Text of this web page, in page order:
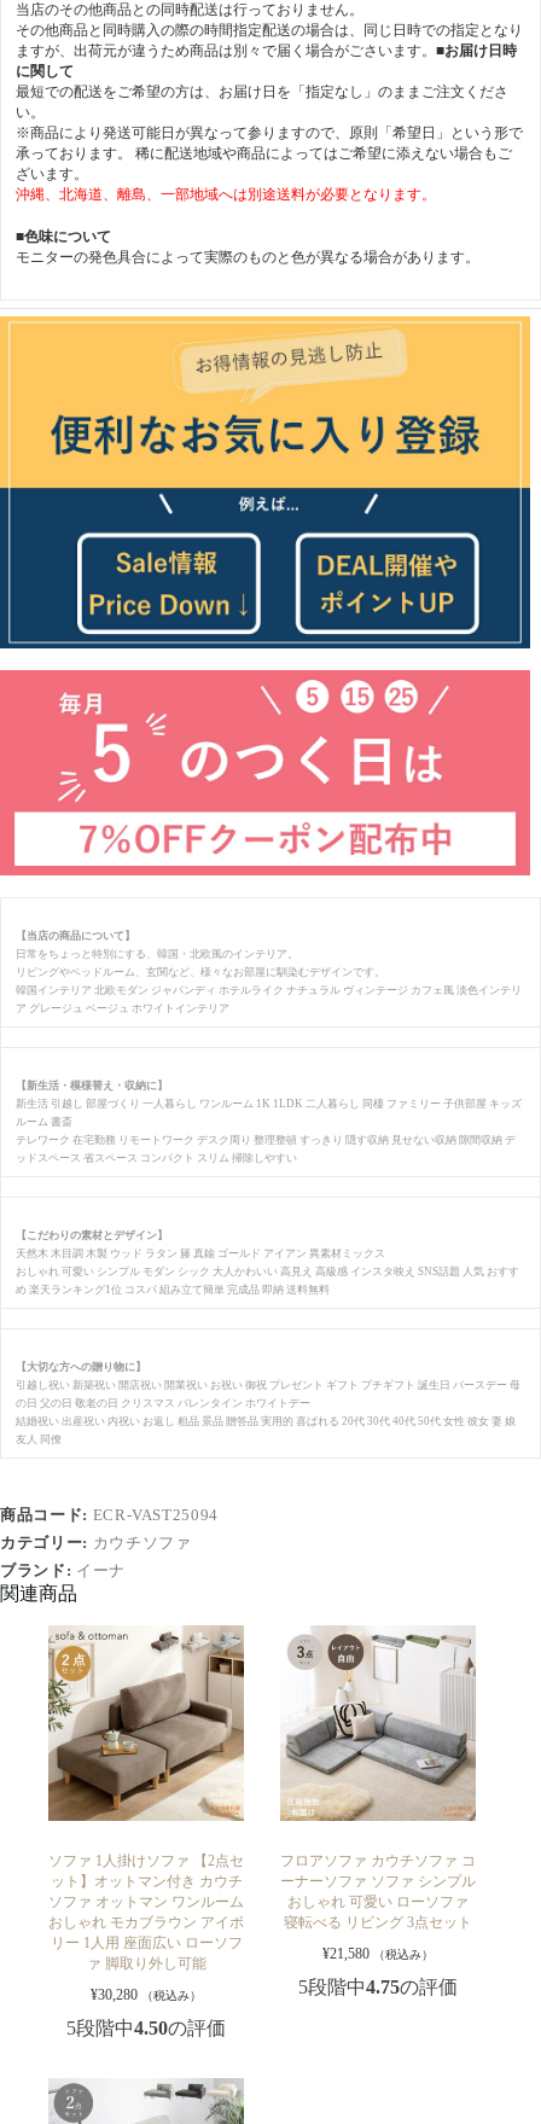
当店のその他商品との同時配送は行っておりません。
その他商品と同時購入の際の時間指定配送の場合は、同じ日時での指定となり
ますが、出荷元が違うため商品は別々で届く場合がごさいます。 ■お届け日時
に関して
最短での配送をご希望の方は、お届け日を「指定なし」のままご注文くださ
い。
※商品により発送可能日が異なって参りますので、原則「希望日」という形で
承っております。 稀に配送地域や商品によってはご希望に添えない場合もご
ざいます。
沖縄、北海道、離島、一部地域へは別途送料が必要となります。
■色味について
モニターの発色具合によって実際のものと色が異なる場合があります。
【当店の商品について】
日常をちょっと特別にする、韓国・北欧風のインテリア。
リビングやベッドルーム、玄関など、様々なお部屋に馴染むデザインです。
韓国インテリア 北欧モダン ジャパンディ ホテルライク ナチュラル ヴィンテージ カフェ風 淡色インテリ
ア グレージュ ベージュ ホワイトインテリア
【新生活・模様替え・収納に】
新生活 引越し 部屋づくり 一人暮らし ワンルーム 1K 1LDK 二人暮らし 同棲 ファミリー 子供部屋 キッズ
ルーム 書斎
テレワーク 在宅勤務 リモートワーク デスク周り 整理整頓 すっきり 隠す収納 見せない収納 隙間収納 デ
ッドスペース 省スペース コンパクト スリム 掃除しやすい
【こだわりの素材とデザイン】
天然木 木目調 木製 ウッド ラタン 籐 真鍮 ゴールド アイアン 異素材ミックス
おしゃれ 可愛い シンプル モダン シック 大人かわいい 高見え 高級感 インスタ映え SNS話題 人気 おすす
め 楽天ランキング1位 コスパ 組み立て簡単 完成品 即納 送料無料
【大切な方への贈り物に】
引越し祝い 新築祝い 開店祝い 開業祝い お祝い 御祝 プレゼント ギフト プチギフト 誕生日 バースデー 母
の日 父の日 敬老の日 クリスマス バレンタイン ホワイトデー
結婚祝い 出産祝い 内祝い お返し 粗品 景品 贈答品 実用的 喜ばれる 20代 30代 40代 50代 女性 彼女 妻 娘
友人 同僚
商品コード: ECR-VAST25094
カテゴリー: カウチソファ
ブランド: イーナ
関連商品
ソファ 1人掛けソファ 【2点セ
ット】オットマン付き カウチ
ソファ オットマン ワンルーム
おしゃれ モカブラウン アイボ
リー 1人用 座面広い ローソフ
ァ 脚取り外し可能
¥30,280 （税込み）
5段階中4.50の評価
フロアソファ カウチソファ コ
ーナーソファ ソファ シンプル
おしゃれ 可愛い ローソファ
寝転べる リビング 3点セット
¥21,580 （税込み）
5段階中4.75の評価